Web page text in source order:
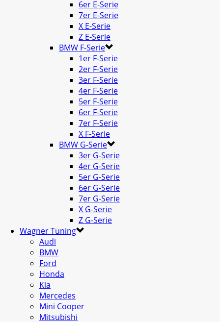
6er E-Serie
7er E-Serie
X E-Serie
Z E-Serie
BMW F-Serie
1er F-Serie
2er F-Serie
3er F-Serie
4er F-Serie
5er F-Serie
6er F-Serie
7er F-Serie
X F-Serie
BMW G-Serie
3er G-Serie
4er G-Serie
5er G-Serie
6er G-Serie
7er G-Serie
X G-Serie
Z G-Serie
Wagner Tuning
Audi
BMW
Ford
Honda
Kia
Mercedes
Mini Cooper
Mitsubishi